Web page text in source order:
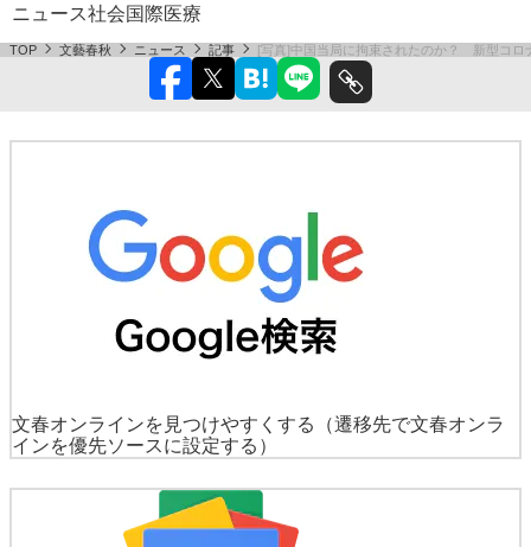
ニュース社会国際医療
TOP 文藝春秋 ニュース 記事 [写真]中国当局に拘束されたのか？ 新型コロ
文春オンラインを見つけやすくする
（遷移先で文春オンラ
インを優先ソースに設定する）